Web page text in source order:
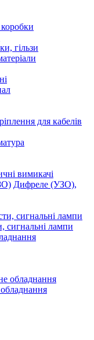
коробки
гільзи
для кабелів
вимикачі
Дифреле (УЗО),
сигнальні лампи